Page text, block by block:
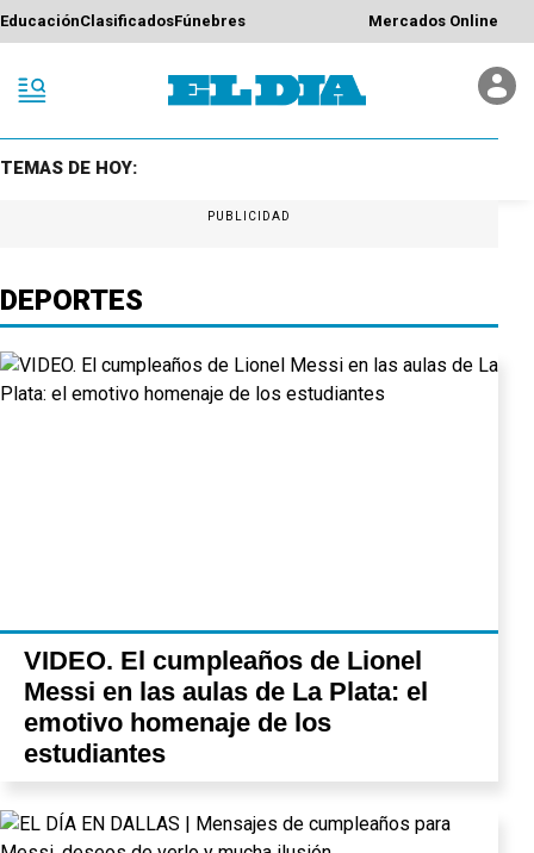
EducaciónClasificadosFúnebres Mercados Online
TEMAS DE HOY:
PUBLICIDAD
DEPORTES
VIDEO. El cumpleaños de Lionel
Messi en las aulas de La Plata: el
emotivo homenaje de los
estudiantes